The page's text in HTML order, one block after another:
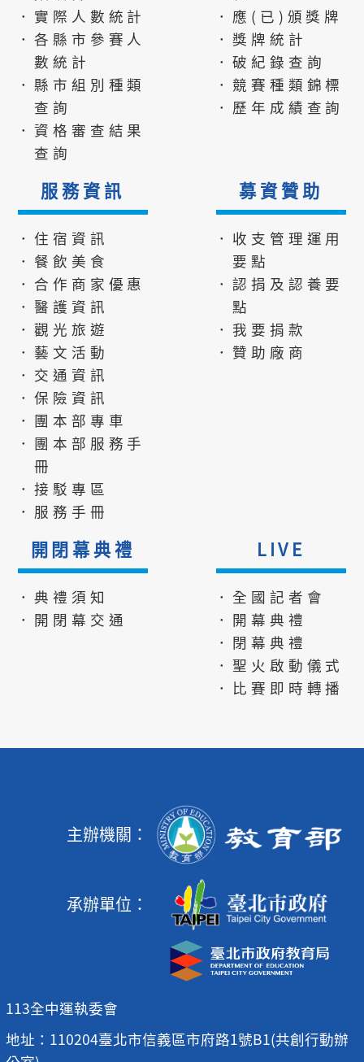
．實際人數統計
．各縣市參賽人
數統計
．縣市組別種類
查詢
．資格審查結果
查詢
．應(已)頒獎牌
．獎牌統計
．破紀錄查詢
．競賽種類錦標
．歷年成績查詢
服務資訊
．住宿資訊
．餐飲美食
．合作商家優惠
．醫護資訊
．觀光旅遊
．藝文活動
．交通資訊
．保險資訊
．團本部專車
．團本部服務手
冊
．接駁專區
．服務手冊
募資贊助
．收支管理運用
要點
．認捐及認養要
點
．我要捐款
．贊助廠商
開閉幕典禮
．典禮須知
．開閉幕交通
LIVE
．全國記者會
．開幕典禮
．閉幕典禮
．聖火啟動儀式
．比賽即時轉播
主辦機關：
承辦單位：
113全中運執委會
地址：110204臺北市信義區市府路1號B1(共創行動辦